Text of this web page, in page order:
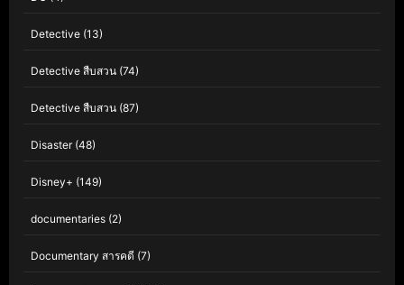
Detective (13)
Detective สืบสวน (74)
Detective สืบสวน (87)
Disaster(48)
Disney+ (149)
documentaries (2)
Documentary สารคดี (7)